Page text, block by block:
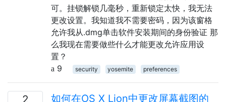
可。挂锁解锁几毫秒，重新锁定太快，我无法
更改设置。我知道我不需要密码，因为该窗格
允许我从.dmg单击软件安装期间的身份验证 那
么我现在需要做些什么才能更改允许应用设
置？
9
security yosemite preferences
2
如何在OS X Lion中更改屏幕截图的